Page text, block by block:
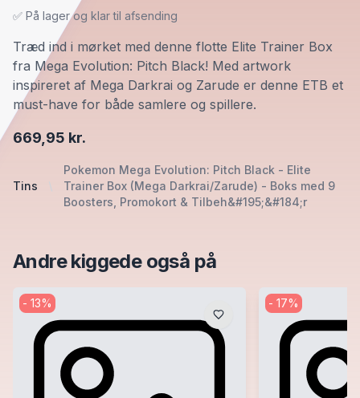
Tins
Pokemon Mega Evolution: Pitch Black - Elite
Trainer Box (Mega Darkrai/Zarude) - Boks med 9
Boosters, Promokort & Tilbeh&#195;&#184;r
669,95 kr.
Træd ind i mørket med denne flotte Elite Trainer Box
fra Mega Evolution: Pitch Black! Med artwork
inspireret af Mega Darkrai og Zarude er denne ETB et
must-have for både samlere og spillere.
✅ På lager og klar til afsending
Andre kiggede også på
- 13% - 17%